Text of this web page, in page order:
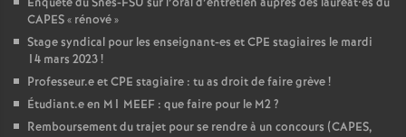
CAPES« rénové»
Stage syndical pour les enseignant-es etCPE stagiaires le mardi
14 mars 2023!
Professeur.e etCPE stagiaire : tu as droit de faire grève!
Étudiant.e en M1 MEEF : que faire pour le M2?
Remboursement du trajet pour se rendre à un concours (CAPES,